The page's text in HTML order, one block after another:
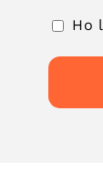
Ho